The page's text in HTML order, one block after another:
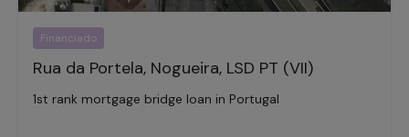
Financiado
Rua da Portela, Nogueira, LSD PT (VII)
1st rank mortgage bridge loan in Portugal